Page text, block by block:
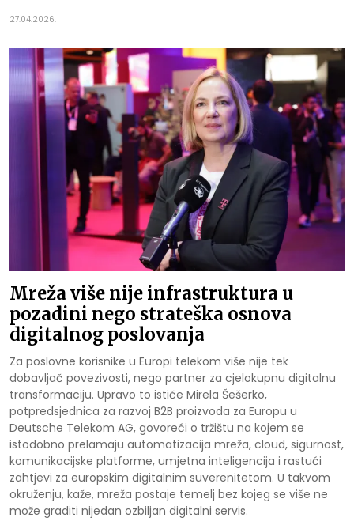
27.04.2026.
Mreža više nije infrastruktura u
pozadini nego strateška osnova
digitalnog poslovanja
Za poslovne korisnike u Europi telekom više nije tek
dobavljač povezivosti, nego partner za cjelokupnu digitalnu
transformaciju. Upravo to ističe Mirela Šešerko,
potpredsjednica za razvoj B2B proizvoda za Europu u
Deutsche Telekom AG, govoreći o tržištu na kojem se
istodobno prelamaju automatizacija mreža, cloud, sigurnost,
komunikacijske platforme, umjetna inteligencija i rastući
zahtjevi za europskim digitalnim suverenitetom. U takvom
okruženju, kaže, mreža postaje temelj bez kojeg se više ne
može graditi nijedan ozbiljan digitalni servis.